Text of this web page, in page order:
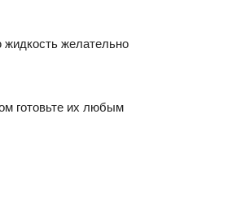
жидкость желательно
готовьте их любым